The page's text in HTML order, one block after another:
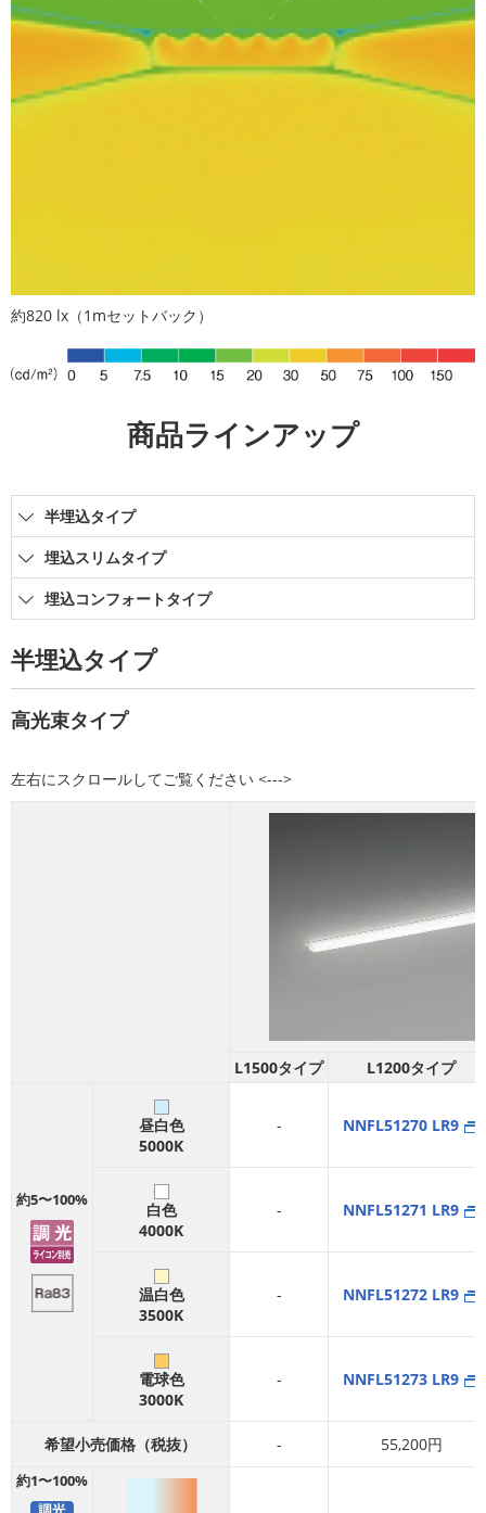
約820 lx（1mセットバック）
商品ラインアップ
半埋込タイプ
埋込スリムタイプ
埋込コンフォートタイプ
半埋込タイプ
高光束タイプ
L1500タイプ L1200タイプ
約5〜100%
昼白色
5000K
- NNFL51270 LR9
白色
4000K
- NNFL51271 LR9
温白色
3500K
- NNFL51272 LR9
電球色
3000K
- NNFL51273 LR9
希望小売価格（税抜） - 55,200円
約1〜100%